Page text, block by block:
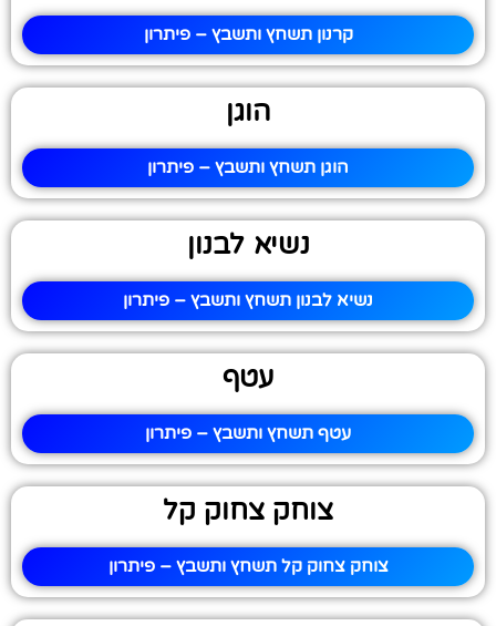
קרנון תשחץ ותשבץ – פיתרון
הוגן
הוגן תשחץ ותשבץ – פיתרון
נשיא לבנון
נשיא לבנון תשחץ ותשבץ – פיתרון
עטף
עטף תשחץ ותשבץ – פיתרון
צוחק צחוק קל
צוחק צחוק קל תשחץ ותשבץ – פיתרון